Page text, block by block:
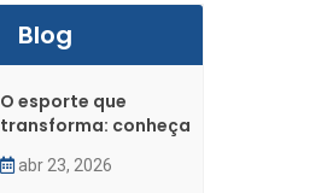
Blog
O esporte que
transforma: conheça
abr 23, 2026